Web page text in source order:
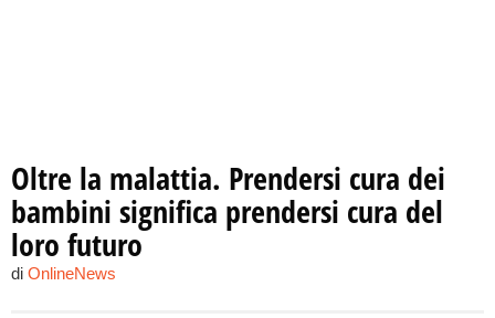
Oltre la malattia. Prendersi cura dei
bambini significa prendersi cura del
loro futuro
di OnlineNews